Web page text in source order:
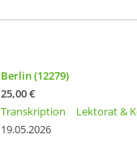
Berlin (12279)
25,00 €
Transkription
Lektorat &
19.05.2026